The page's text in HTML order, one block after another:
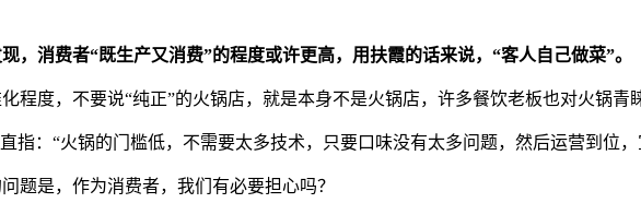
，消费者“既生产又消费”的程度或许更高，用扶霞的话来说，“客人自己做菜”。
程度，不要说“纯正”的火锅店，就是本身不是火锅店，许多餐饮老板也对火锅青
指：“火锅的门槛低，不需要太多技术，只要口味没有太多问题，然后运营到位
题是，作为消费者，我们有必要担心吗？